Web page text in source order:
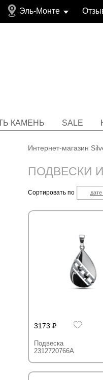
Эль-Монте
КАМЕНЬ SALE
Интернет-магазин
ПОДВЕСКИ
Сортировать по
3173
Подвеска
2312720766A